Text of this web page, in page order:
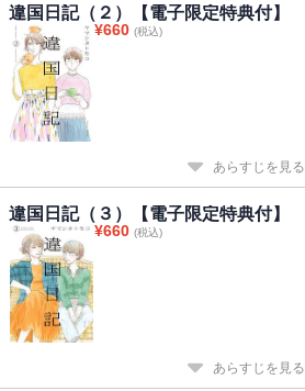
違国日記（２）【電子限定特典付】
¥660 (税込)
あらすじを見る
違国日記（３）【電子限定特典付】
¥660 (税込)
あらすじを見る